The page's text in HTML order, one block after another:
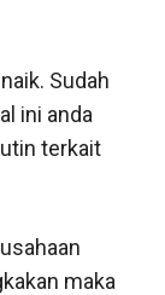
Sudah
ini anda
terkait
maka